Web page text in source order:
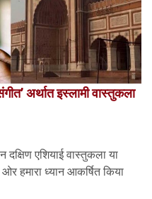
अर्थात इस्लामी वास्तुकला
एशियाई वास्तुकला या
हमारा ध्यान आकर्षित किया